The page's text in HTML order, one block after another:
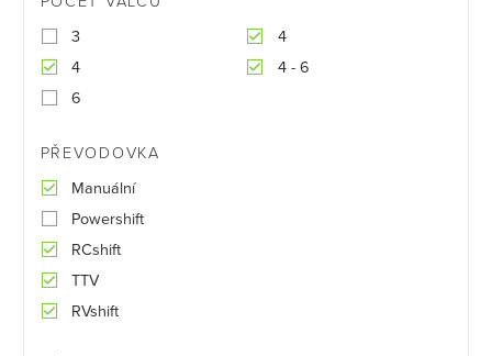
3
4
4
4 - 6
6
PŘEVODOVKA
Manuální
Powershift
RCshift
TTV
RVshift